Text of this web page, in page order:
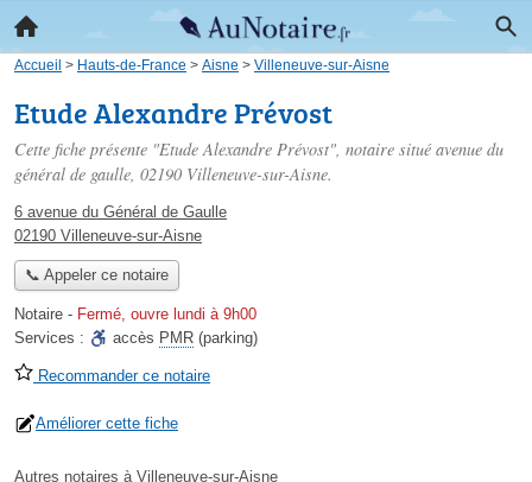
Accueil > Hauts-de-France > Aisne > Villeneuve-sur-Aisne
Etude Alexandre Prévost
Cette fiche présente "Etude Alexandre Prévost", notaire situé avenue du
général de gaulle, 02190 Villeneuve-sur-Aisne.
6 avenue du Général de Gaulle
02190 Villeneuve-sur-Aisne
📞 Appeler ce notaire
Notaire - Fermé, ouvre lundi à 9h00
Services :
accès PMR (parking)
Recommander ce notaire
Améliorer cette fiche
Autres notaires à Villeneuve-sur-Aisne